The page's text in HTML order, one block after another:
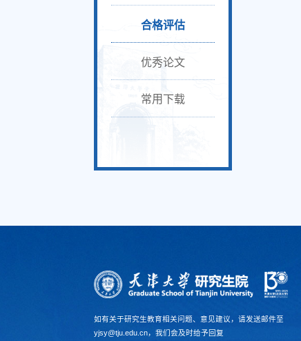
合格评估
优秀论文
常用下载
如有关于研究生教育相关问题、意见建议，请发送邮件至
yjsy@tju.edu.cn，我们会及时给予回复